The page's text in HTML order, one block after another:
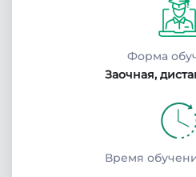
Форма
Заочная,
Время
поступления